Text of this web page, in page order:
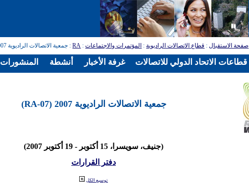
صفحة الاستقبال: قطاع الاتصالات الراديوية: المؤتمرات والاجتماعات:
RA: جمعية الاتصالات الراديوية 2007 (RA-07)
جمعية الاتصالات الراديوية 2007 (RA-07)
(جنيف، سويسرا، 15 أكتوبر - 19 أكتوبر 2007)
دفتر القرارات
توسيع الكل
المنشورات أنشطة غرفة الأخبار قطاعات الاتحاد الدولي للاتصالات